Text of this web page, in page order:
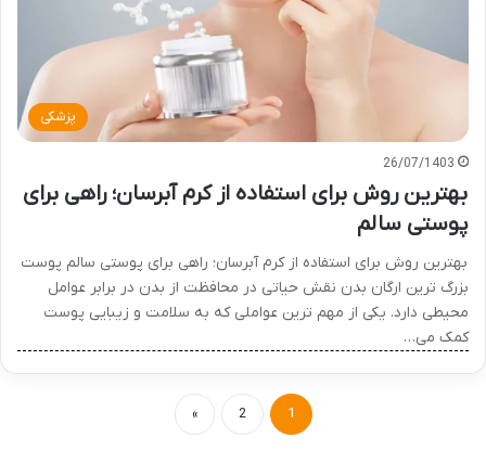
پزشکی
26/07/1403
بهترین روش برای استفاده از کرم آبرسان؛ راهی برای
پوستی سالم
بهترین روش برای استفاده از کرم آبرسان؛ راهی برای پوستی سالم پوست
بزرگ ترین ارگان بدن نقش حیاتی در محافظت از بدن در برابر عوامل
محیطی دارد. یکی از مهم ترین عواملی که به سلامت و زیبایی پوست
کمک می…
1
2
»